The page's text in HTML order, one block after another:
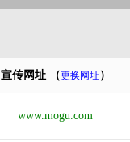
宣传网址 （更换网址 ）
www.mogu.com